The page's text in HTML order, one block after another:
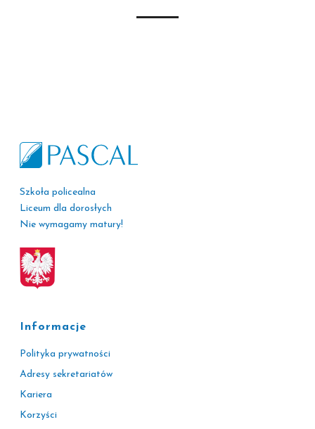
Szkoła policealna
Liceum dla dorosłych
Nie wymagamy matury!
Informacje
Polityka prywatności
Adresy sekretariatów
Kariera
Korzyści